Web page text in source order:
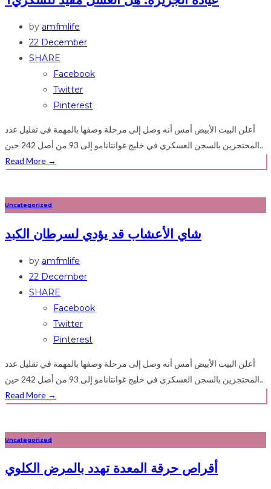
by amfmlife
22 December
SHARE
Facebook
Twitter
Pinterest
أعلن البيت الأبيض أمس أنه وصل إلى مرحلة وصفها بالمهمة في تقليل عدد
المحتجزين بالسجن العسكري في خليج غوانتانامو إلى 93 من أصل 242 حين..
Read More →
Uncategorized
شاي الأعشاب قد يؤدي لسرطان الكبد
by amfmlife
22 December
SHARE
Facebook
Twitter
Pinterest
أعلن البيت الأبيض أمس أنه وصل إلى مرحلة وصفها بالمهمة في تقليل عدد
المحتجزين بالسجن العسكري في خليج غوانتانامو إلى 93 من أصل 242 حين..
Read More →
Uncategorized
أقراص حرقة المعدة تهدد بالمرض الكلوي